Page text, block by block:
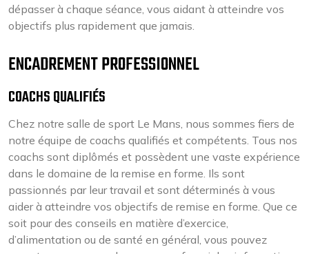
dépasser à chaque séance, vous aidant à atteindre vos
objectifs plus rapidement que jamais.
ENCADREMENT PROFESSIONNEL
COACHS QUALIFIÉS
Chez notre salle de sport Le Mans, nous sommes fiers de
notre équipe de coachs qualifiés et compétents. Tous nos
coachs sont diplômés et possèdent une vaste expérience
dans le domaine de la remise en forme. Ils sont
passionnés par leur travail et sont déterminés à vous
aider à atteindre vos objectifs de remise en forme. Que ce
soit pour des conseils en matière d’exercice,
d’alimentation ou de santé en général, vous pouvez